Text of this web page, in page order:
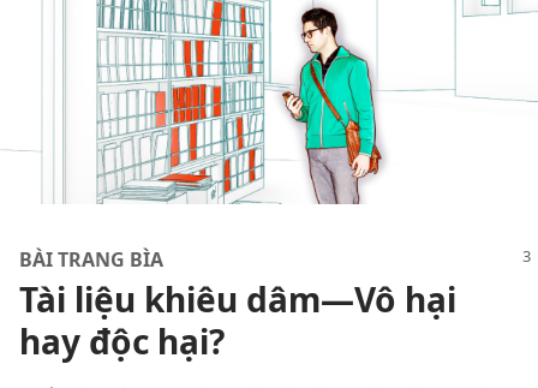
BÀI TRANG BÌA
Tài liệu khiêu dâm—Vô hại
hay độc hại?